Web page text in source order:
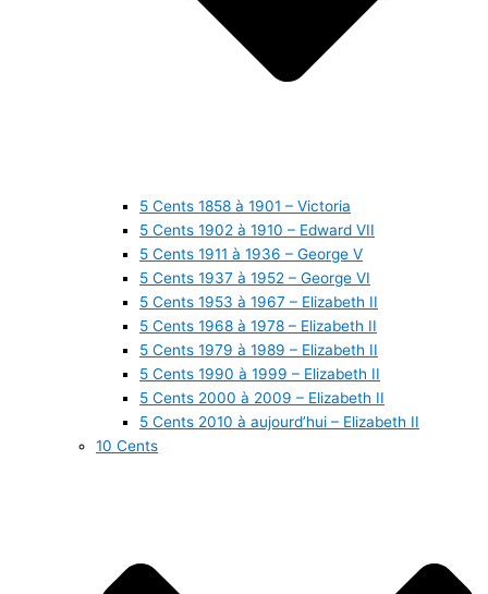
5 Cents 1858 à 1901 – Victoria
5 Cents 1902 à 1910 – Edward VII
5 Cents 1911 à 1936 – George V
5 Cents 1937 à 1952 – George VI
5 Cents 1953 à 1967 – Elizabeth II
5 Cents 1968 à 1978 – Elizabeth II
5 Cents 1979 à 1989 – Elizabeth II
5 Cents 1990 à 1999 – Elizabeth II
5 Cents 2000 à 2009 – Elizabeth II
5 Cents 2010 à aujourd’hui – Elizabeth II
10 Cents